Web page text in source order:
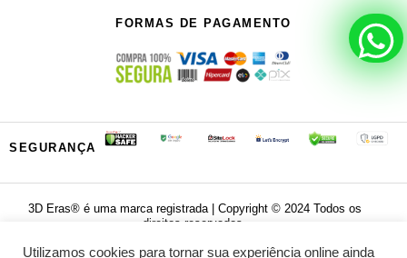
FORMAS DE PAGAMENTO
SEGURANÇA
3D Eras®️ é uma marca registrada | Copyright ©️ 2024 Todos os
direitos reservados.
Utilizamos cookies para tornar sua experiência online ainda